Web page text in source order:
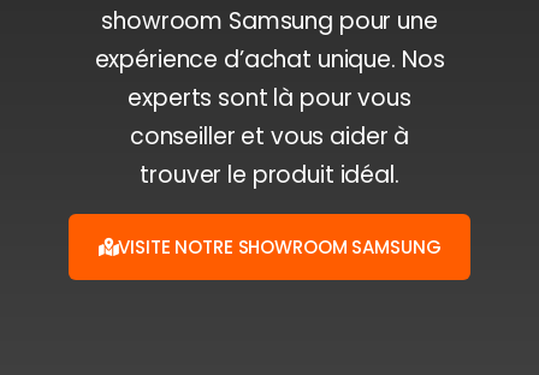
showroom Samsung pour une
expérience d’achat unique. Nos
experts sont là pour vous
conseiller et vous aider à
trouver le produit idéal.
VISITE NOTRE SHOWROOM SAMSUNG